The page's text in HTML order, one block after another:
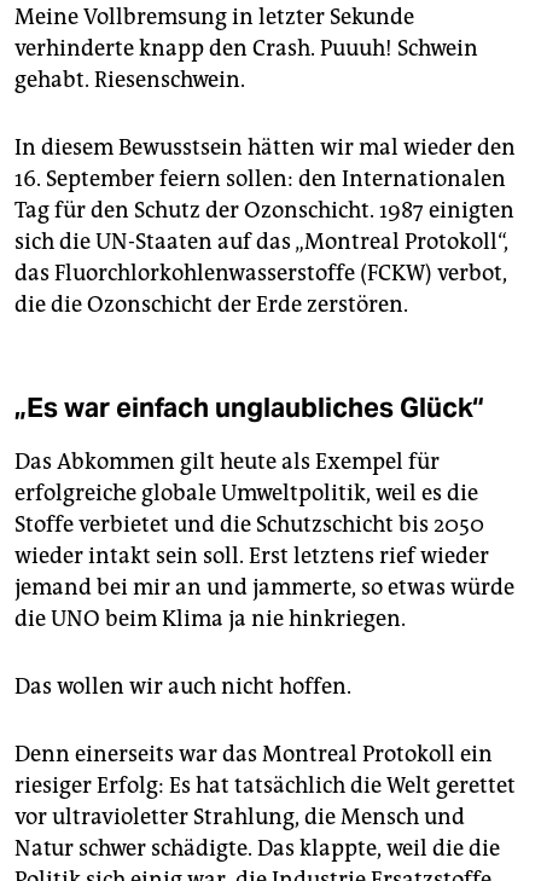
epaper login
Meine Vollbremsung in letzter Sekunde
verhinderte knapp den Crash. Puuuh! Schwein
gehabt. Riesenschwein.
In diesem Bewusstsein hätten wir mal wieder den
16. September feiern sollen: den Internationalen
Tag für den Schutz der Ozonschicht. 1987 einigten
sich die UN-Staaten auf das „Montreal Protokoll“,
das Fluorchlorkohlenwasserstoffe (FCKW) verbot,
die die Ozonschicht der Erde zerstören.
„Es war einfach unglaubliches Glück“
Das Abkommen gilt heute als Exempel für
erfolgreiche globale Umweltpolitik, weil es die
Stoffe verbietet und die Schutzschicht bis 2050
wieder intakt sein soll. Erst letztens rief wieder
jemand bei mir an und jammerte, so etwas würde
die UNO beim Klima ja nie hinkriegen.
Das wollen wir auch nicht hoffen.
Denn einerseits war das Montreal Protokoll ein
riesiger Erfolg: Es hat tatsächlich die Welt gerettet
vor ultravioletter Strahlung, die Mensch und
Natur schwer schädigte. Das klappte, weil die die